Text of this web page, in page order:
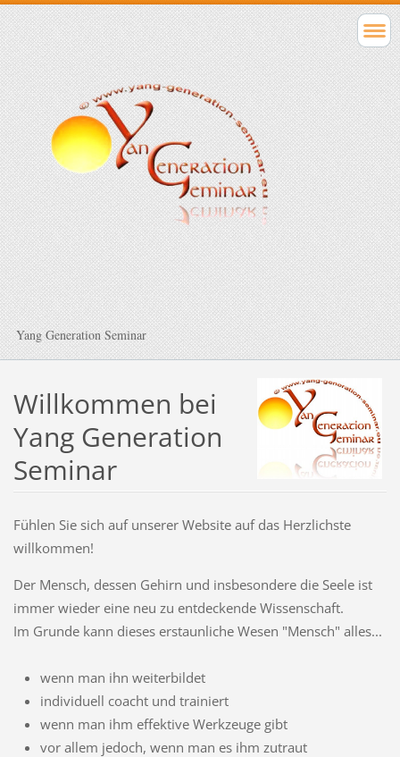
Yang Generation Seminar
Willkommen bei
Yang Generation
Seminar
Fühlen Sie sich auf unserer Website auf das Herzlichste
willkommen!
Der Mensch, dessen Gehirn und insbesondere die Seele ist
immer wieder eine neu zu entdeckende Wissenschaft.
Im Grunde kann dieses erstaunliche Wesen "Mensch" alles...
wenn man ihn weiterbildet
individuell coacht und trainiert
wenn man ihm effektive Werkzeuge gibt
vor allem jedoch, wenn man es ihm zutraut